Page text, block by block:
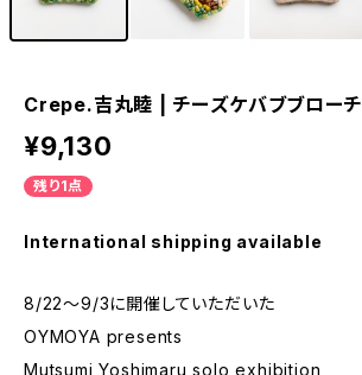
Crepe.吉丸睦 | チーズケバブブローチ
¥9,130
残り1点
International shipping available
8/22～9/3に開催していただいた
OYMOYA presents
Mutsumi Yoshimaru solo exhibition